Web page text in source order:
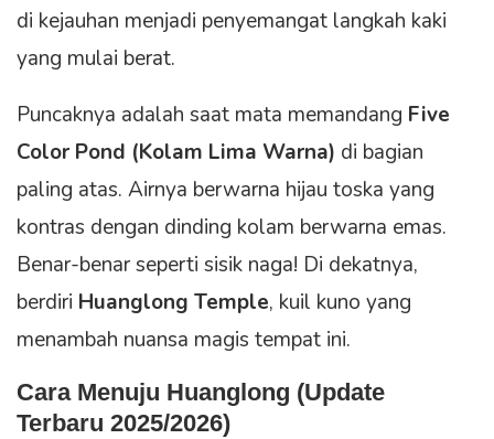
di kejauhan menjadi penyemangat langkah kaki
yang mulai berat.
Puncaknya adalah saat mata memandang Five
Color Pond (Kolam Lima Warna) di bagian
paling atas. Airnya berwarna hijau toska yang
kontras dengan dinding kolam berwarna emas.
Benar-benar seperti sisik naga! Di dekatnya,
berdiri Huanglong Temple, kuil kuno yang
menambah nuansa magis tempat ini.
Cara Menuju Huanglong (Update
Terbaru 2025/2026)